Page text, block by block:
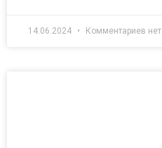
14.06.2024 Комментариев нет